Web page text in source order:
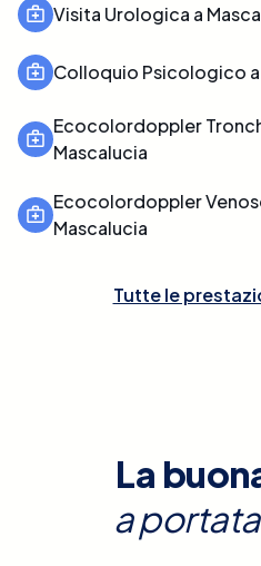
Visita Urologica a
Colloquio Psicologico a
Ecocolordoppler
Mascalucia
Ecocolordoppler
Mascalucia
Tutte le
La
a